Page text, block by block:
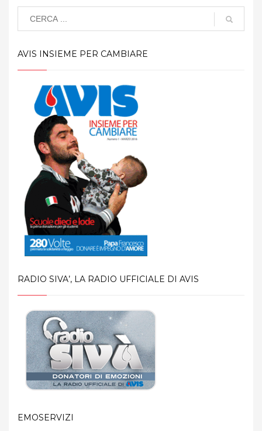
AVIS INSIEME PER CAMBIARE
RADIO SIVA’, LA RADIO UFFICIALE DI AVIS
EMOSERVIZI